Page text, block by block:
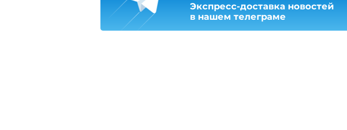
Экспресс-доставка новостей
в нашем телеграме